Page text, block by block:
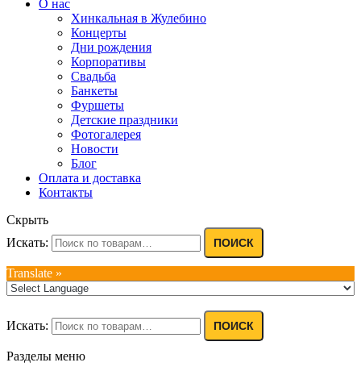
О нас
Хинкальная в Жулебино
Концерты
Дни рождения
Корпоративы
Свадьба
Банкеты
Фуршеты
Детские праздники
Фотогалерея
Новости
Блог
Оплата и доставка
Контакты
Скрыть
Искать:
ПОИСК
Translate »
Искать: ПОИСК
Разделы меню